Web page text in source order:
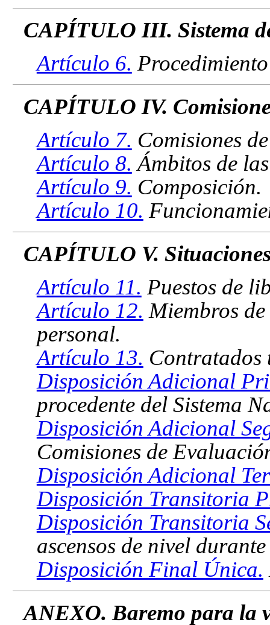
CAPÍTULO III. Sistema
Artículo 6.
CAPÍTULO IV.
Artículo 7. Comisiones
Artículo 8. Ámbitos de
Artículo 9. Composición.
Artículo 10.
CAPÍTULO V.
Artículo 11. Puestos de
Artículo 12. Miembros
personal.
Artículo 13. Contratados
Disposición Adicional
procedente del Sistema
Disposición Adicional
Comisiones de
Disposición Adicional
Disposición Transitoria
Disposición Transitoria
ascensos de nivel
Disposición Final Única.
ANEXO. Baremo para la